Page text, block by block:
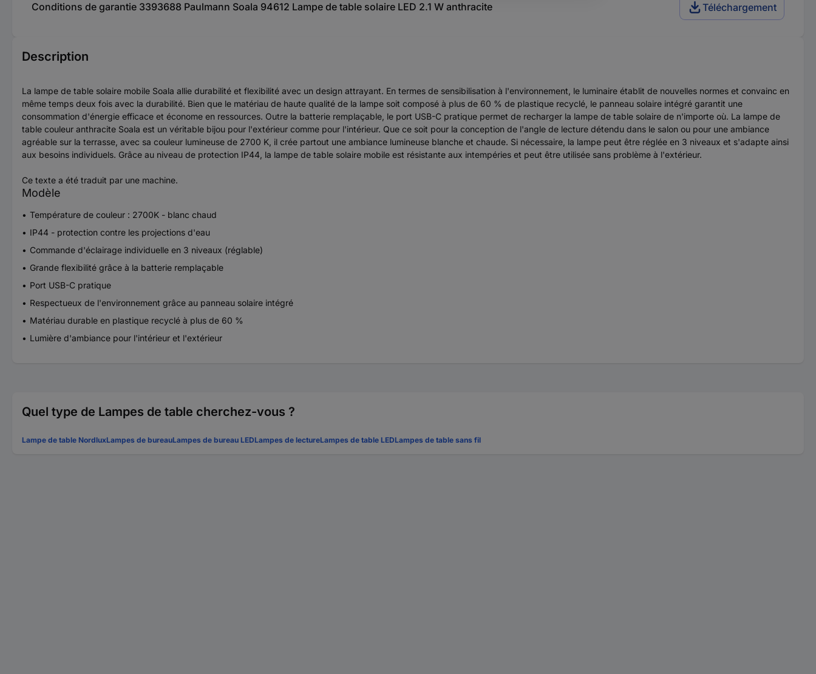
Conditions de garantie 3393688 Paulmann Soala 94612 Lampe de table solaire LED 2.1 W anthracite Téléchargement
Description
La lampe de table solaire mobile Soala allie durabilité et flexibilité avec un design attrayant. En termes de sensibilisation à l'environnement, le luminaire établit de nouvelles normes et convainc en
même temps deux fois avec la durabilité. Bien que le matériau de haute qualité de la lampe soit composé à plus de 60 % de plastique recyclé, le panneau solaire intégré garantit une
consommation d'énergie efficace et économe en ressources. Outre la batterie remplaçable, le port USB-C pratique permet de recharger la lampe de table solaire de n'importe où. La lampe de
table couleur anthracite Soala est un véritable bijou pour l'extérieur comme pour l'intérieur. Que ce soit pour la conception de l'angle de lecture détendu dans le salon ou pour une ambiance
agréable sur la terrasse, avec sa couleur lumineuse de 2700 K, il crée partout une ambiance lumineuse blanche et chaude. Si nécessaire, la lampe peut être réglée en 3 niveaux et s'adapte ainsi
aux besoins individuels. Grâce au niveau de protection IP44, la lampe de table solaire mobile est résistante aux intempéries et peut être utilisée sans problème à l'extérieur.
Ce texte a été traduit par une machine.
Modèle
Température de couleur : 2700K - blanc chaud
IP44 - protection contre les projections d'eau
Commande d'éclairage individuelle en 3 niveaux (réglable)
Grande flexibilité grâce à la batterie remplaçable
Port USB-C pratique
Respectueux de l'environnement grâce au panneau solaire intégré
Matériau durable en plastique recyclé à plus de 60 %
Lumière d'ambiance pour l'intérieur et l'extérieur
Quel type de Lampes de table cherchez-vous ?
Lampe de table NordluxLampes de bureauLampes de bureau LEDLampes de lectureLampes de table LEDLampes de table sans fil